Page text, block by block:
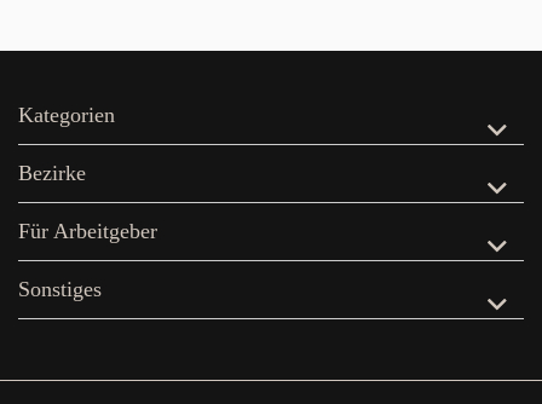
Kategorien
Bezirke
Für Arbeitgeber
Sonstiges